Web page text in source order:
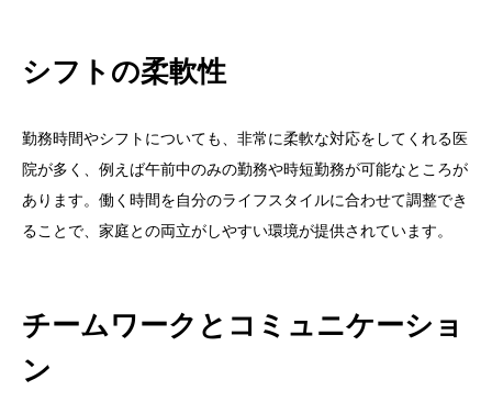
シフトの柔軟性
勤務時間やシフトについても、非常に柔軟な対応をしてくれる医
院が多く、例えば午前中のみの勤務や時短勤務が可能なところが
あります。働く時間を自分のライフスタイルに合わせて調整でき
ることで、家庭との両立がしやすい環境が提供されています。
チームワークとコミュニケーショ
ン